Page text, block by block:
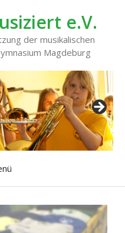
e.V.
der musikalischen
Magdeburg